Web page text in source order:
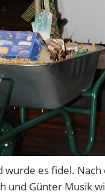
wurde es fidel. Nach
und Günter Musik